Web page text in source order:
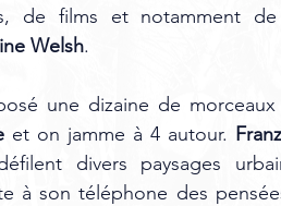
de films et notamment
Welsh.
une dizaine de
et on jamme à 4 autour. Franz
divers paysages
à son téléphone des